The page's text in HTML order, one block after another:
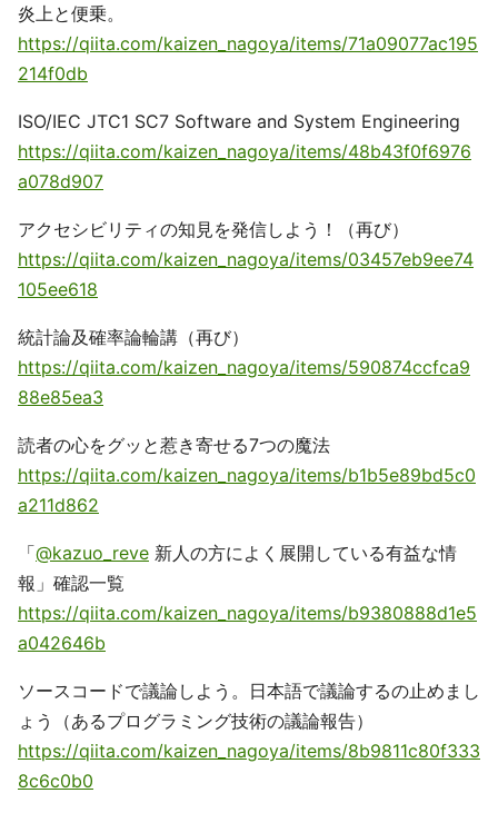
炎上と便乗。
https://qiita.com/kaizen_nagoya/items/71a09077ac195
214f0db
ISO/IEC JTC1 SC7 Software and System Engineering
https://qiita.com/kaizen_nagoya/items/48b43f0f6976
a078d907
アクセシビリティの知見を発信しよう！（再び）
https://qiita.com/kaizen_nagoya/items/03457eb9ee74
105ee618
統計論及確率論輪講（再び）
https://qiita.com/kaizen_nagoya/items/590874ccfca9
88e85ea3
読者の心をグッと惹き寄せる7つの魔法
https://qiita.com/kaizen_nagoya/items/b1b5e89bd5c0
a211d862
「@kazuo_reve 新人の方によく展開している有益な情
報」確認一覧
https://qiita.com/kaizen_nagoya/items/b9380888d1e5
a042646b
ソースコードで議論しよう。日本語で議論するの止めまし
ょう（あるプログラミング技術の議論報告）
https://qiita.com/kaizen_nagoya/items/8b9811c80f333
8c6c0b0